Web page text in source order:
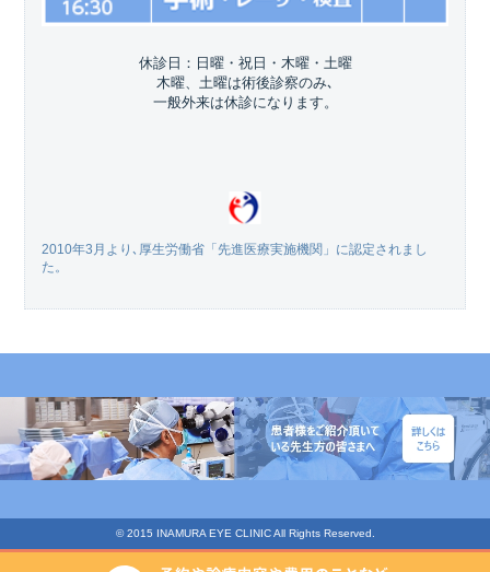
休診日：日曜・祝日・木曜・土曜
木曜、土曜は術後診察のみ､
一般外来は休診になります。
2010年3月より､厚生労働省「先進医療実施機関」に認定されまし
た。
© 2015 INAMURA EYE CLINIC All Rights Reserved.